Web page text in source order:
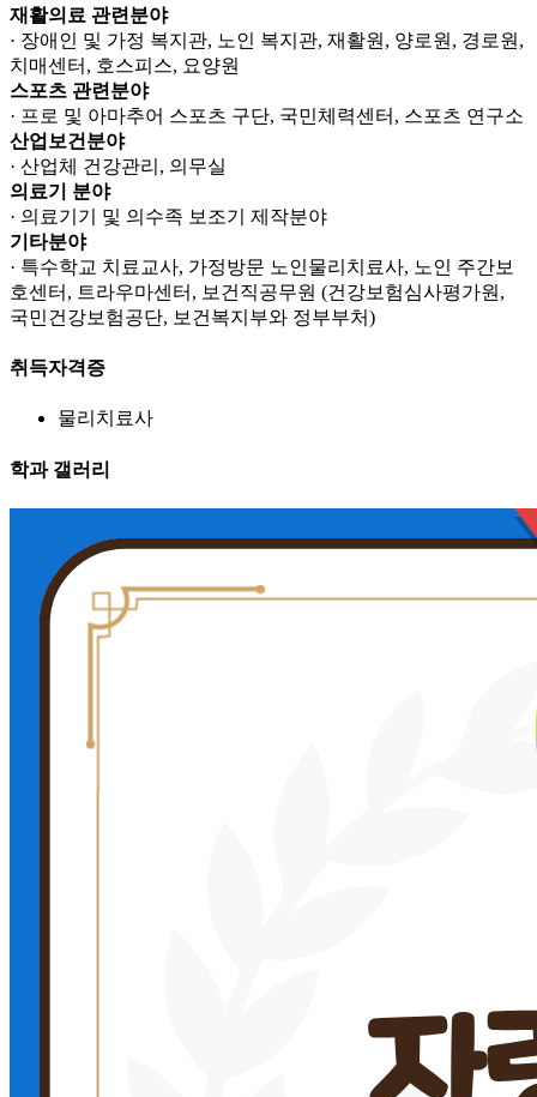
재활의료 관련분야
· 장애인 및 가정 복지관, 노인 복지관, 재활원, 양로원, 경로원,
치매센터, 호스피스, 요양원
스포츠 관련분야
· 프로 및 아마추어 스포츠 구단, 국민체력센터, 스포츠 연구소
산업보건분야
· 산업체 건강관리, 의무실
의료기 분야
· 의료기기 및 의수족 보조기 제작분야
기타분야
· 특수학교 치료교사, 가정방문 노인물리치료사, 노인 주간보
호센터, 트라우마센터, 보건직공무원 (건강보험심사평가원,
국민건강보험공단, 보건복지부와 정부부처)
취득자격증
물리치료사
학과 갤러리